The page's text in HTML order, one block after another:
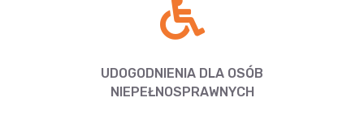
UDOGODNIENIA DLA OSÓB
NIEPEŁNOSPRAWNYCH